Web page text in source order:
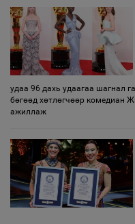
удаа 96 дахь удаагаа шагнал
бөгөөд хөтлөгчөөр комедиан
ажиллаж